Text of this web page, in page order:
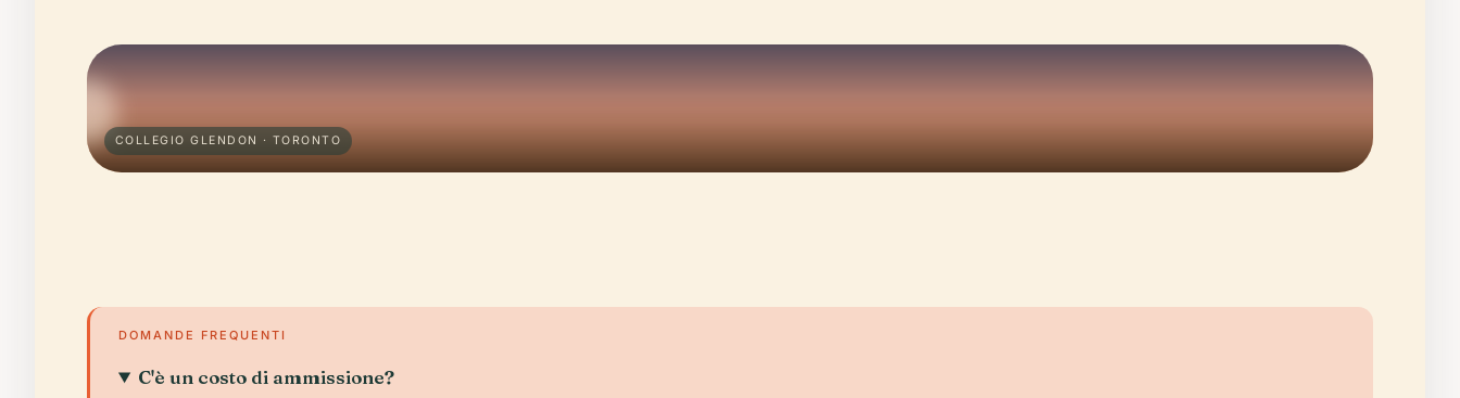
COLLEGIO GLENDON · TORONTO
DOMANDE FREQUENTI
C'è un costo di ammissione?